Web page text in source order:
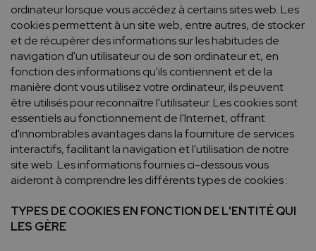
ordinateur lorsque vous accédez à certains sites web. Les
cookies permettent à un site web, entre autres, de stocker
et de récupérer des informations sur les habitudes de
navigation d'un utilisateur ou de son ordinateur et, en
fonction des informations qu'ils contiennent et de la
manière dont vous utilisez votre ordinateur, ils peuvent
être utilisés pour reconnaître l'utilisateur. Les cookies sont
essentiels au fonctionnement de l'Internet, offrant
d'innombrables avantages dans la fourniture de services
interactifs, facilitant la navigation et l'utilisation de notre
site web. Les informations fournies ci-dessous vous
aideront à comprendre les différents types de cookies :
TYPES DE COOKIES EN FONCTION DE L'ENTITÉ QUI
LES GÈRE